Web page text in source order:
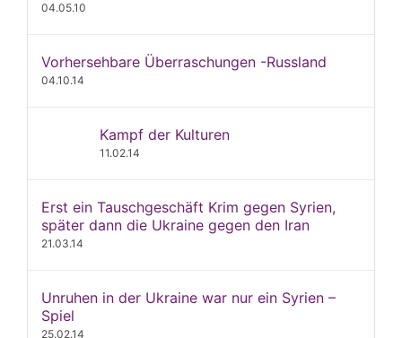
04.05.10
Vorhersehbare Überraschungen -Russland
04.10.14
Kampf der Kulturen
11.02.14
Erst ein Tauschgeschäft Krim gegen Syrien,
später dann die Ukraine gegen den Iran
21.03.14
Unruhen in der Ukraine war nur ein Syrien –
Spiel
25.02.14